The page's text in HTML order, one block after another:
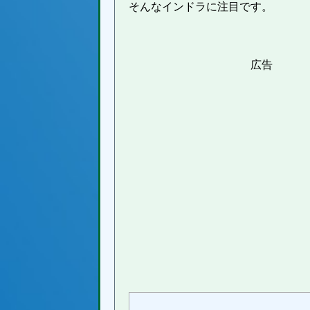
そんなインドラに注目です。